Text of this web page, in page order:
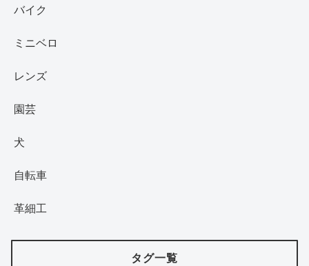
バイク
ミニベロ
レンズ
園芸
犬
自転車
革細工
タグ一覧